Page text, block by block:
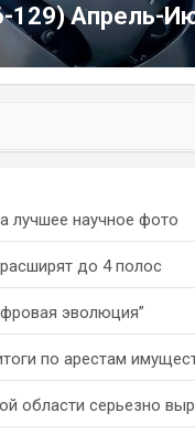
129) Апрель-
лучшее научное фото
до 4 полос
эволюция”
по арестам
области серьезно